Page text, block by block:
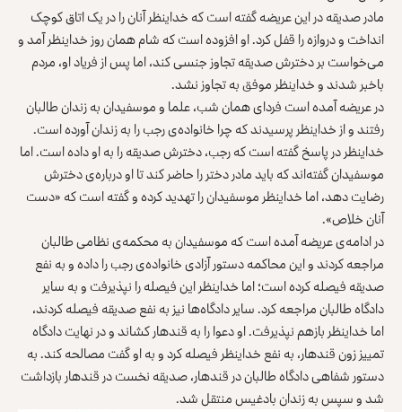
مادر صدیقه در این عریضه گفته است که خداینظر آنان را در یک اتاق کوچک
انداخت و دروازه را قفل کرد. او افزوده است که شام همان روز خداینظر آمد و
می‌خواست بر دخترش صدیقه تجاوز جنسی کند، اما پس از فریاد او، مردم
باخبر شدند و خداینظر موفق به تجاوز نشد.
در عریضه آمده است فردای همان شب، علما و موسفیدان به زندان طالبان
رفتند و از خداینظر پرسیدند که چرا خانواده‌ی رجب را به زندان آورده‌ است.
خداینظر در پاسخ گفته است که رجب، دخترش صدیقه را به او داده است. اما
موسفیدان گفته‌اند که باید مادر دختر را حاضر کند تا او درباره‌ی دخترش
رضایت دهد، اما خداینظر موسفیدان را تهدید کرده و گفته است که «دست
آنان خلاص».
در ادامه‌ی عریضه آمده است که موسفیدان به محکمه‌ی نظامی طالبان
مراجعه کردند و این محاکمه دستور آزادی خانواده‌ی رجب را داده و به نفع
‌صدیقه فیصله کرده است؛ اما خداینظر این فیصله را نپذیرفت و به سایر
دادگاه طالبان مراجعه کرد. سایر دادگاه‌ها نیز به نفع صدیقه فیصله کردند،
اما خداینظر بازهم نپذیرفت. او دعوا را به قندهار کشاند و در نهایت دادگاه
تمییز زون قندهار، به نفع خداینظر فیصله کرد و به او گفت مصالحه کند. به
دستور شفاهی دادگاه طالبان در قندهار، صدیقه نخست در قندهار بازداشت
شد و سپس به زندان بادغیس منتقل شد.